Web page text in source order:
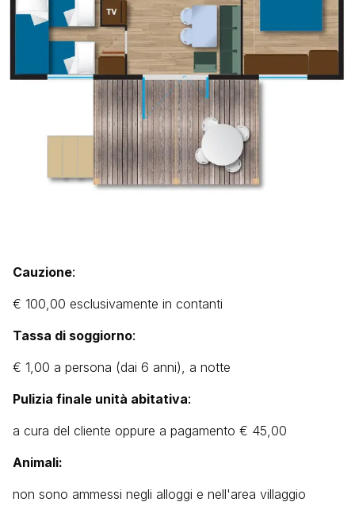
Cauzione:
€ 100,00 esclusivamente in contanti
Tassa di soggiorno:
€ 1,00 a persona (dai 6 anni), a notte
Pulizia finale unità abitativa:
a cura del cliente oppure a pagamento € 45,00
Animali:
non sono ammessi negli alloggi e nell'area villaggio